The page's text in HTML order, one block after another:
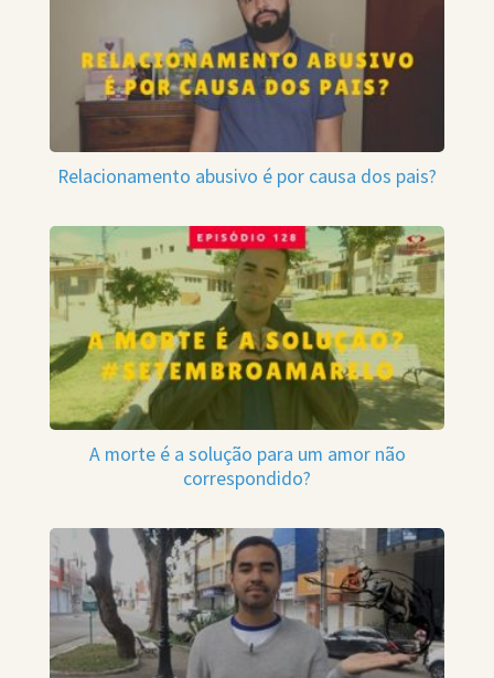
Relacionamento abusivo é por causa dos pais?
A morte é a solução para um amor não
correspondido?